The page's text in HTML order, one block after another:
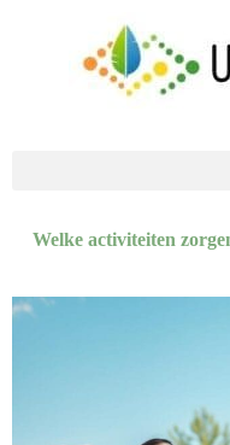
Welke activiteiten